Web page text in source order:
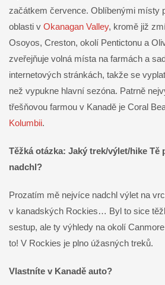
začátkem července. Oblíbenými místy
oblasti v Okanagan Valley, kromě již
Osoyos, Creston, okolí Pentictonu a
zveřejňuje volná místa na farmách a
internetových stránkách, takže se
než vypukne hlavní sezóna. Patrně
třešňovou farmou v Kanadě je Coral
Kolumbii.
Těžká otázka: Jaký trek/výlet/hike Tě
nadchl?
Prozatím mě nejvíce nadchl výlet na
v kanadských Rockies… Byl to sice
sestup, ale ty výhledy na okolí
to! V Rockies je plno úžasných treků.
Vlastníte v Kanadě auto?